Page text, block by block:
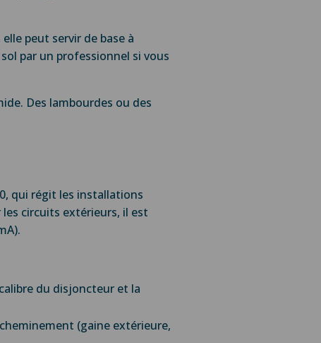
peut servir de base à
par un professionnel si vous
Des lambourdes ou des
qui régit les installations
circuits extérieurs, il est
du disjoncteur et la
(gaine extérieure,